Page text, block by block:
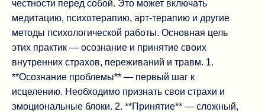
честности перед собой. Это может включать
медитацию, психотерапию, арт-терапию и другие
методы психологической работы. Основная цель
этих практик — осознание и принятие своих
внутренних страхов, переживаний и травм. 1.
**Осознание проблемы** — первый шаг к
исцелению. Необходимо признать свои страхи и
эмоциональные блоки. 2. **Принятие** — сложный,